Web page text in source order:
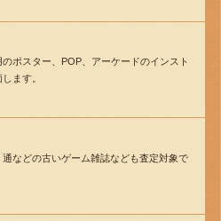
ポスター、POP、アーケードのインスト
ます。
などの古いゲーム雑誌なども査定対象で